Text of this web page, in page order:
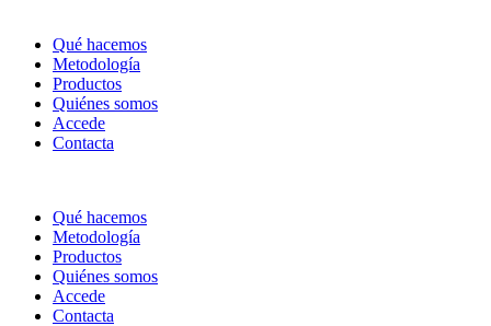
Qué hacemos
Metodología
Productos
Quiénes somos
Accede
Contacta
Qué hacemos
Metodología
Productos
Quiénes somos
Accede
Contacta